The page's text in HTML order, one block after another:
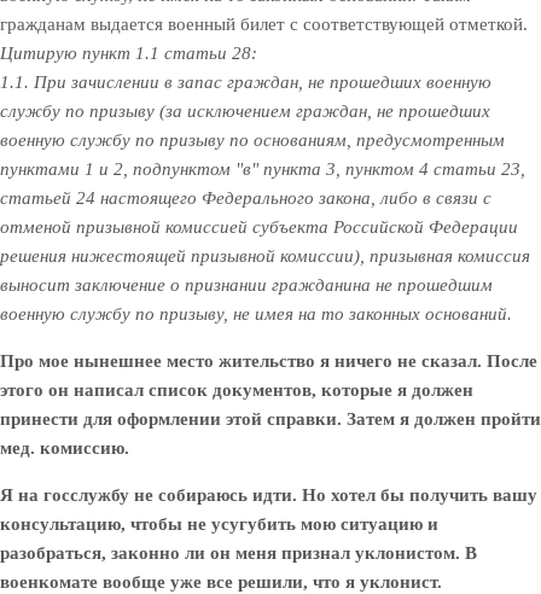
гражданам выдается военный билет с соответствующей отметкой.
Цитирую пункт 1.1 статьи 28:
1.1. При зачислении в запас граждан, не прошедших военную
службу по призыву (за исключением граждан, не прошедших
военную службу по призыву по основаниям, предусмотренным
пунктами 1 и 2, подпунктом "в" пункта 3, пунктом 4 статьи 23,
статьей 24 настоящего Федерального закона, либо в связи с
отменой призывной комиссией субъекта Российской Федерации
решения нижестоящей призывной комиссии), призывная комиссия
выносит заключение о признании гражданина не прошедшим
военную службу по призыву, не имея на то законных оснований.
Про мое нынешнее место жительство я ничего не сказал. После
этого он написал список документов, которые я должен
принести для оформлении этой справки. Затем я должен пройти
мед. комиссию.
Я на госслужбу не собираюсь идти. Но хотел бы получить вашу
консультацию, чтобы не усугубить мою ситуацию и
разобраться, законно ли он меня признал уклонистом. В
военкомате вообще уже все решили, что я уклонист.